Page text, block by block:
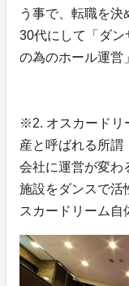
う事で、転職を決
30代にして「ダ
の為のホール運営
※2. オスカードリ
産と呼ばれる所謂
会社に運営が変わ
施設をダンスで活
スカードリーム自